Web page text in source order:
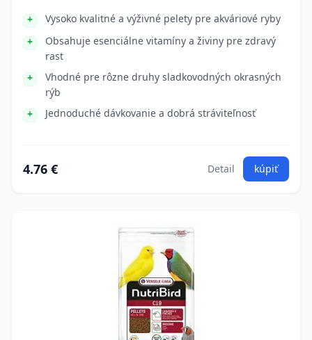
Vysoko kvalitné a výživné pelety pre akváriové ryby
Obsahuje esenciálne vitamíny a živiny pre zdravý
rast
Vhodné pre rôzne druhy sladkovodných okrasných
rýb
Jednoduché dávkovanie a dobrá stráviteľnosť
4.76 € Detail kúpiť